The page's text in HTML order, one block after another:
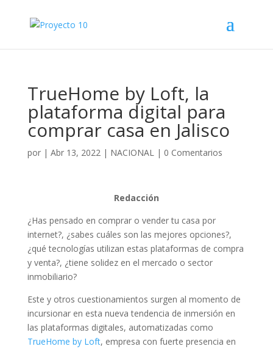
TrueHome by Loft, la
plataforma digital para
comprar casa en Jalisco
por | Abr 13, 2022| NACIONAL| 0 Comentarios
Redacción
¿Has pensado en comprar o vender tu casa por
internet?, ¿sabes cuáles son las mejores opciones?,
¿qué tecnologías utilizan estas plataformas de compra
y venta?, ¿tiene solidez en el mercado o sector
inmobiliario?
Este y otros cuestionamientos surgen al momento de
incursionar en esta nueva tendencia de inmersión en
las plataformas digitales, automatizadas como
TrueHome by Loft, empresa con fuerte presencia en